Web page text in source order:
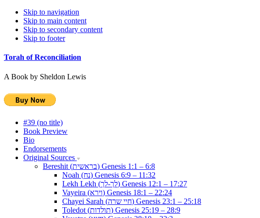
Skip to navigation
Skip to main content
Skip to secondary content
Skip to footer
Torah of Reconciliation
A Book by Sheldon Lewis
#39 (no title)
Book Preview
Bio
Endorsements
Original Sources
Bereshit (בראשית) Genesis 1:1 – 6:8
Noah (נח) Genesis 6:9 – 11:32
Lekh Lekh (לך-לך) Genesis 12:1 – 17:27
Vayeira (וירא) Genesis 18:1 – 22:24
Chayei Sarah (חיי שרה) Genesis 23:1 – 25:18
Toledot (תולדות) Genesis 25:19 – 28:9